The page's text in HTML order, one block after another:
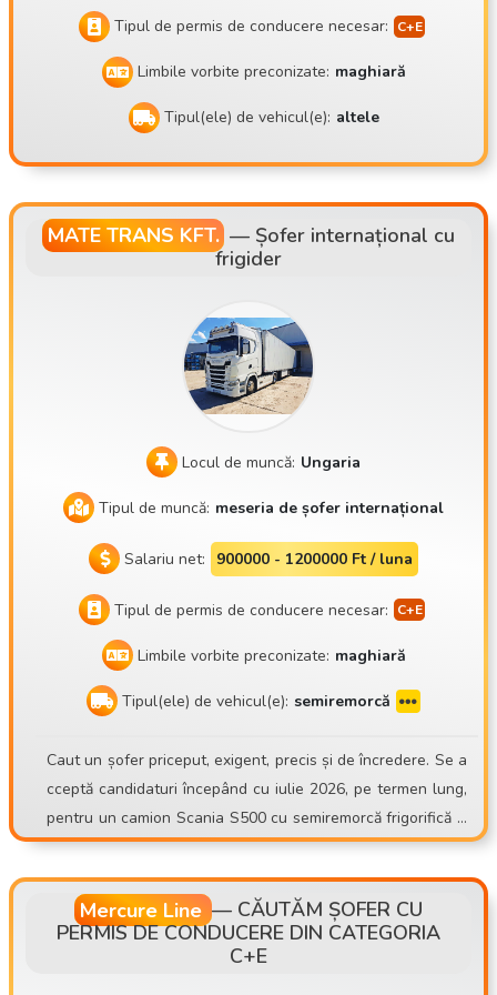
Tipul de permis de conducere necesar:
Limbile vorbite preconizate: maghiară
Tipul(ele) de vehicul(e): altele
MATE TRANS KFT. — Șofer internațional cu
frigider
Locul de muncă: Ungaria
Tipul de muncă: meseria de șofer internațional
Salariu net: 900000 - 1200000 Ft / luna
Tipul de permis de conducere necesar:
Limbile vorbite preconizate: maghiară
Tipul(ele) de vehicul(e): semiremorcă
Caut un șofer priceput, exigent, precis și de încredere. Se a
cceptă candidaturi începând cu iulie 2026, pe termen lung,
pentru un camion Scania S500 cu semiremorcă frigorifică S
chmitz Sko24. Mate Trans Kft. https://matetrans.webnode.h
u/ Motto-ul nostru este „Profin sau deloc!” Din cauza EXTIN
DERII FLOTEI, avem un post vacant de șofer! Aștept candid
aturile șoferilor cu experiență pentru transport internaționa
Mercure Line — CĂUTĂM ȘOFER CU
PERMIS DE CONDUCERE DIN CATEGORIA
C+E